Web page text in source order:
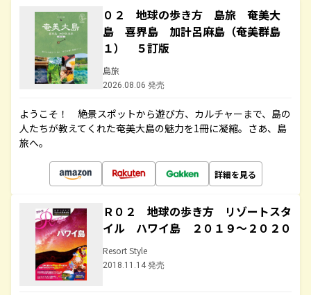
０２ 地球の歩き方 島旅 奄美大
島 喜界島 加計呂麻島（奄美群島
１） ５訂版
島旅
2026.08.06 発売
ようこそ！ 絶景スポットから遊び方、カルチャーまで、島の
人たちが教えてくれた奄美大島の魅力を1冊に凝縮。さあ、島
旅へ。
詳細を見る
Ｒ０２ 地球の歩き方 リゾートスタ
イル ハワイ島 ２０１９～２０２０
Resort Style
2018.11.14 発売